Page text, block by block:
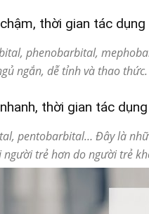
thời gian tác
phenobarbital,
ngắn, dễ tỉnh và thao thức.
thời gian tác
pentobarbital… Đây là
trẻ hơn do người trẻ